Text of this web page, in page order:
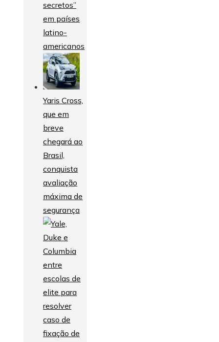
secretos”
em países
latino-
americanos
Yaris Cross,
que em
breve
chegará ao
Brasil,
conquista
avaliação
máxima de
segurança